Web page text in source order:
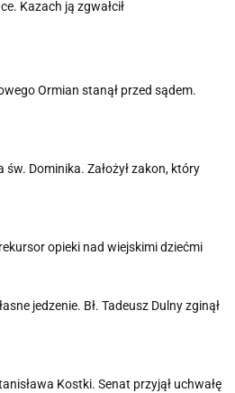
Kazach ją zgwałcił
Ormian stanął przed sądem.
Dominika. Założył zakon, który
opieki nad wiejskimi dziećmi
jedzenie. Bł. Tadeusz Dulny zginął
Kostki. Senat przyjął uchwałę